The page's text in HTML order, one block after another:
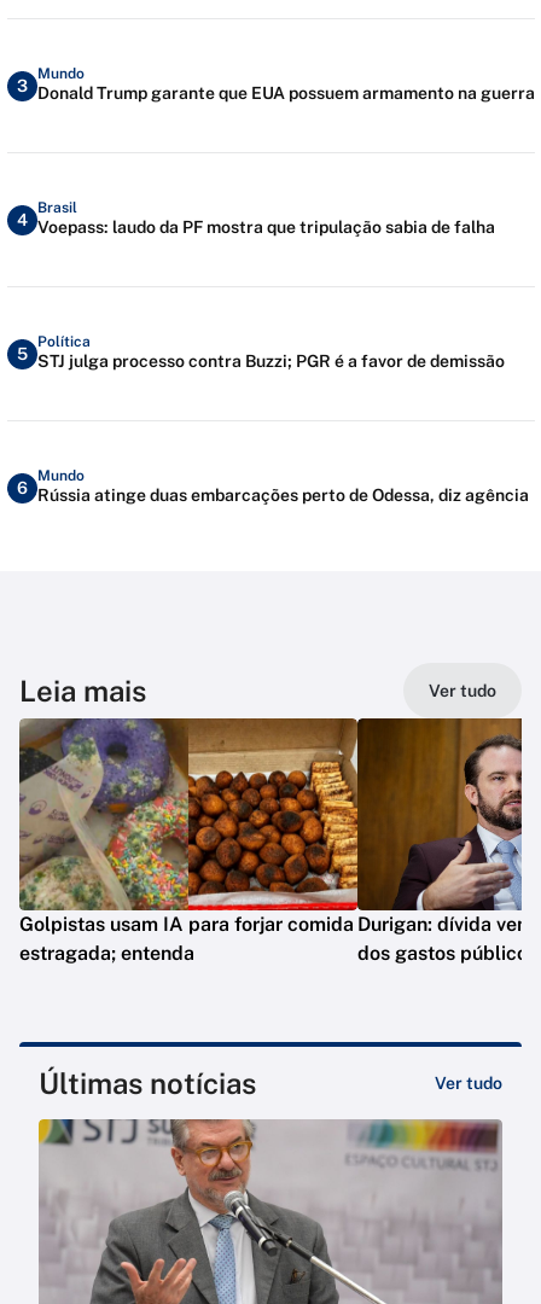
3
Mundo
Donald Trump garante que EUA possuem armamento na guerra
4
Brasil
Voepass: laudo da PF mostra que tripulação sabia de falha
5
Política
STJ julga processo contra Buzzi; PGR é a favor de demissão
6
Mundo
Rússia atinge duas embarcações perto de Odessa, diz agência
Leia mais Ver tudo
Golpistas usam IA para forjar comida
estragada; entenda
Durigan: dívida vem
dos gastos públicos
Últimas notícias Ver tudo